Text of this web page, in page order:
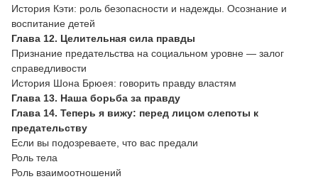
История Кэти: роль безопасности и надежды. Осознание и
воспитание детей
Глава 12. Целительная сила правды
Признание предательства на социальном уровне — залог
справедливости
История Шона Брюея: говорить правду властям
Глава 13. Наша борьба за правду
Глава 14. Теперь я вижу: перед лицом слепоты к
предательству
Если вы подозреваете, что вас предали
Роль тела
Роль взаимоотношений